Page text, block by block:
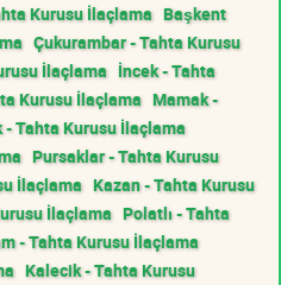
Kurusu İlaçlama Başkent
Çukurambar - Tahta Kurusu
İlaçlama İncek - Tahta
Kurusu İlaçlama Mamak -
- Tahta Kurusu İlaçlama
Pursaklar - Tahta Kurusu
İlaçlama Kazan - Tahta Kurusu
İlaçlama Polatlı - Tahta
- Tahta Kurusu İlaçlama
Kalecik - Tahta Kurusu